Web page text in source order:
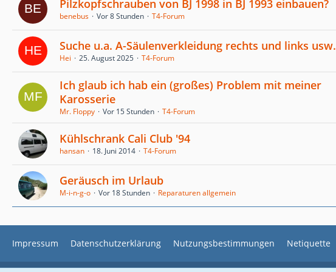
Pilzkopfschrauben von BJ 1998 in BJ 1993 einbauen?
benebus Vor 8 Stunden T4-Forum
Suche u.a. A-Säulenverkleidung rechts und links usw.
Hei 25. August 2025 T4-Forum
Ich glaub ich hab ein (großes) Problem mit meiner
Karosserie
Mr. Floppy Vor 15 Stunden T4-Forum
Kühlschrank Cali Club '94
hansan 18. Juni 2014 T4-Forum
Geräusch im Urlaub
M-i-n-g-o Vor 18 Stunden Reparaturen allgemein
Impressum Datenschutzerklärung Nutzungsbestimmungen Netiquette